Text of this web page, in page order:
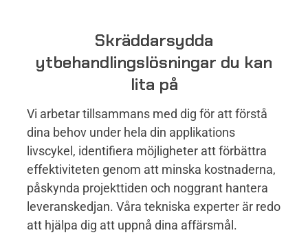
Skräddarsydda
ytbehandlingslösningar du kan
lita på
Vi arbetar tillsammans med dig för att förstå
dina behov under hela din applikations
livscykel, identifiera möjligheter att förbättra
effektiviteten genom att minska kostnaderna,
påskynda projekttiden och noggrant hantera
leveranskedjan. Våra tekniska experter är redo
att hjälpa dig att uppnå dina affärsmål.